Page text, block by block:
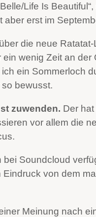
Life Is
aber erst im
die neue Ratatat-
wenig Zeit an der
ein Sommerloch
bewusst.
zuwenden. Der hat
vor allem die
Soundcloud
von dem
Meinung nach